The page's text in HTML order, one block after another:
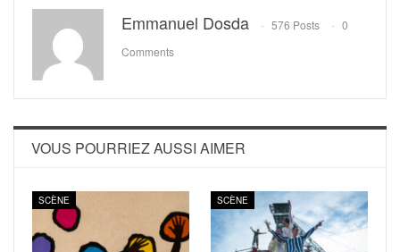
Emmanuel Dosda 576 Posts
0
Comments
VOUS POURRIEZ AUSSI AIMER
SCÈNE SCÈNE